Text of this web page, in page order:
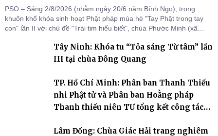
PSO – Sáng 2/8/2026 (nhằm ngày 20/6 năm Bính Ngọ), trong
khuôn khổ khóa sinh hoạt Phật pháp mùa hè "Tay Phật trong tay
con" lần II với chủ đề "Trái tim hiểu biết", chùa Phước Minh (xã
cho hơn 60 tu sinh.Tây Ninh: Khóa tu “Tỏa sáng Từ tâm” lần
III tại chùa Đông Quang
TP. Hồ Chí Minh: Phân ban Thanh Thiếu
nhi Phật tử và Phân ban Hoằng pháp
Thanh thiếu niên TƯ tổng kết công tác
Lâm Đồng: Chùa Giác Hải trang nghiêm